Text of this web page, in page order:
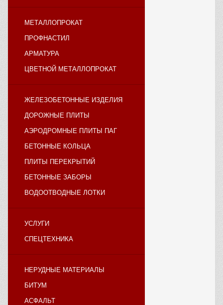
МЕТАЛЛОПРОКАТ
ПРОФНАСТИЛ
АРМАТУРА
ЦВЕТНОЙ МЕТАЛЛОПРОКАТ
ЖЕЛЕЗОБЕТОННЫЕ ИЗДЕЛИЯ
ДОРОЖНЫЕ ПЛИТЫ
АЭРОДРОМНЫЕ ПЛИТЫ ПАГ
БЕТОННЫЕ КОЛЬЦА
ПЛИТЫ ПЕРЕКРЫТИЙ
БЕТОННЫЕ ЗАБОРЫ
ВОДООТВОДНЫЕ ЛОТКИ
УСЛУГИ
СПЕЦТЕХНИКА
НЕРУДНЫЕ МАТЕРИАЛЫ
БИТУМ
АСФАЛЬТ